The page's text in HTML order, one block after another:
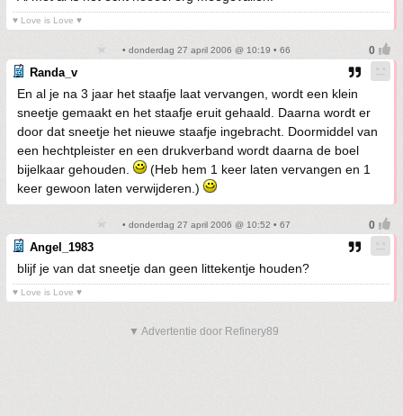
♥ Love is Love ♥
• donderdag 27 april 2006 @ 10:19 • 66
Randa_v
En al je na 3 jaar het staafje laat vervangen, wordt een klein
sneetje gemaakt en het staafje eruit gehaald. Daarna wordt er
door dat sneetje het nieuwe staafje ingebracht. Doormiddel van
een hechtpleister en een drukverband wordt daarna de boel
bijelkaar gehouden.
(Heb hem 1 keer laten vervangen en 1
keer gewoon laten verwijderen.)
• donderdag 27 april 2006 @ 10:52 • 67
Angel_1983
blijf je van dat sneetje dan geen littekentje houden?
♥ Love is Love ♥
▼ Advertentie door Refinery89